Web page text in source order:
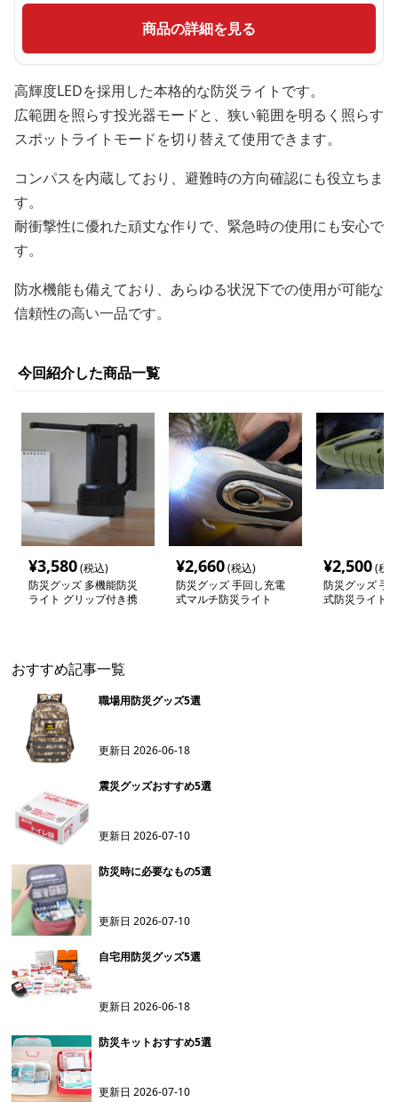
商品の詳細を見る
高輝度LEDを採用した本格的な防災ライトです。
広範囲を照らす投光器モードと、狭い範囲を明るく照らす
スポットライトモードを切り替えて使用できます。
コンパスを内蔵しており、避難時の方向確認にも役立ちま
す。
耐衝撃性に優れた頑丈な作りで、緊急時の使用にも安心で
す。
防水機能も備えており、あらゆる状況下での使用が可能な
信頼性の高い一品です。
今回紹介した商品一覧
¥3,580(税込)
防災グッズ 多機能防災
ライト グリップ付き携
¥2,660(税込)
防災グッズ 手回し充電
式マルチ防災ライト
¥2,500(税
防災グッズ 手
式防災ライト
おすすめ記事一覧
職場用防災グッズ5選
更新日2026-06-18
震災グッズおすすめ5選
更新日2026-07-10
防災時に必要なもの5選
更新日2026-07-10
自宅用防災グッズ5選
更新日2026-06-18
防災キットおすすめ5選
更新日2026-07-10